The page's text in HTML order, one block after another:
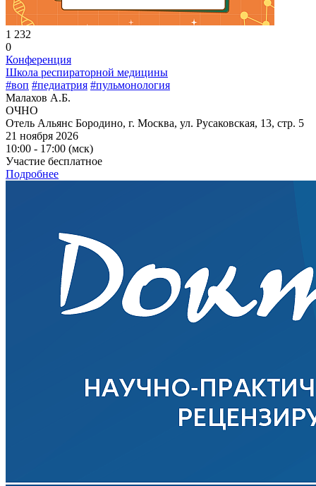
1 232
0
Конференция
Школа респираторной медицины
#воп #педиатрия #пульмонология
Малахов А.Б.
ОЧНО
Отель Альянс Бородино, г. Москва, ул. Русаковская, 13, стр. 5
21 ноября 2026
10:00 - 17:00 (мск)
Участие бесплатное
Подробнее